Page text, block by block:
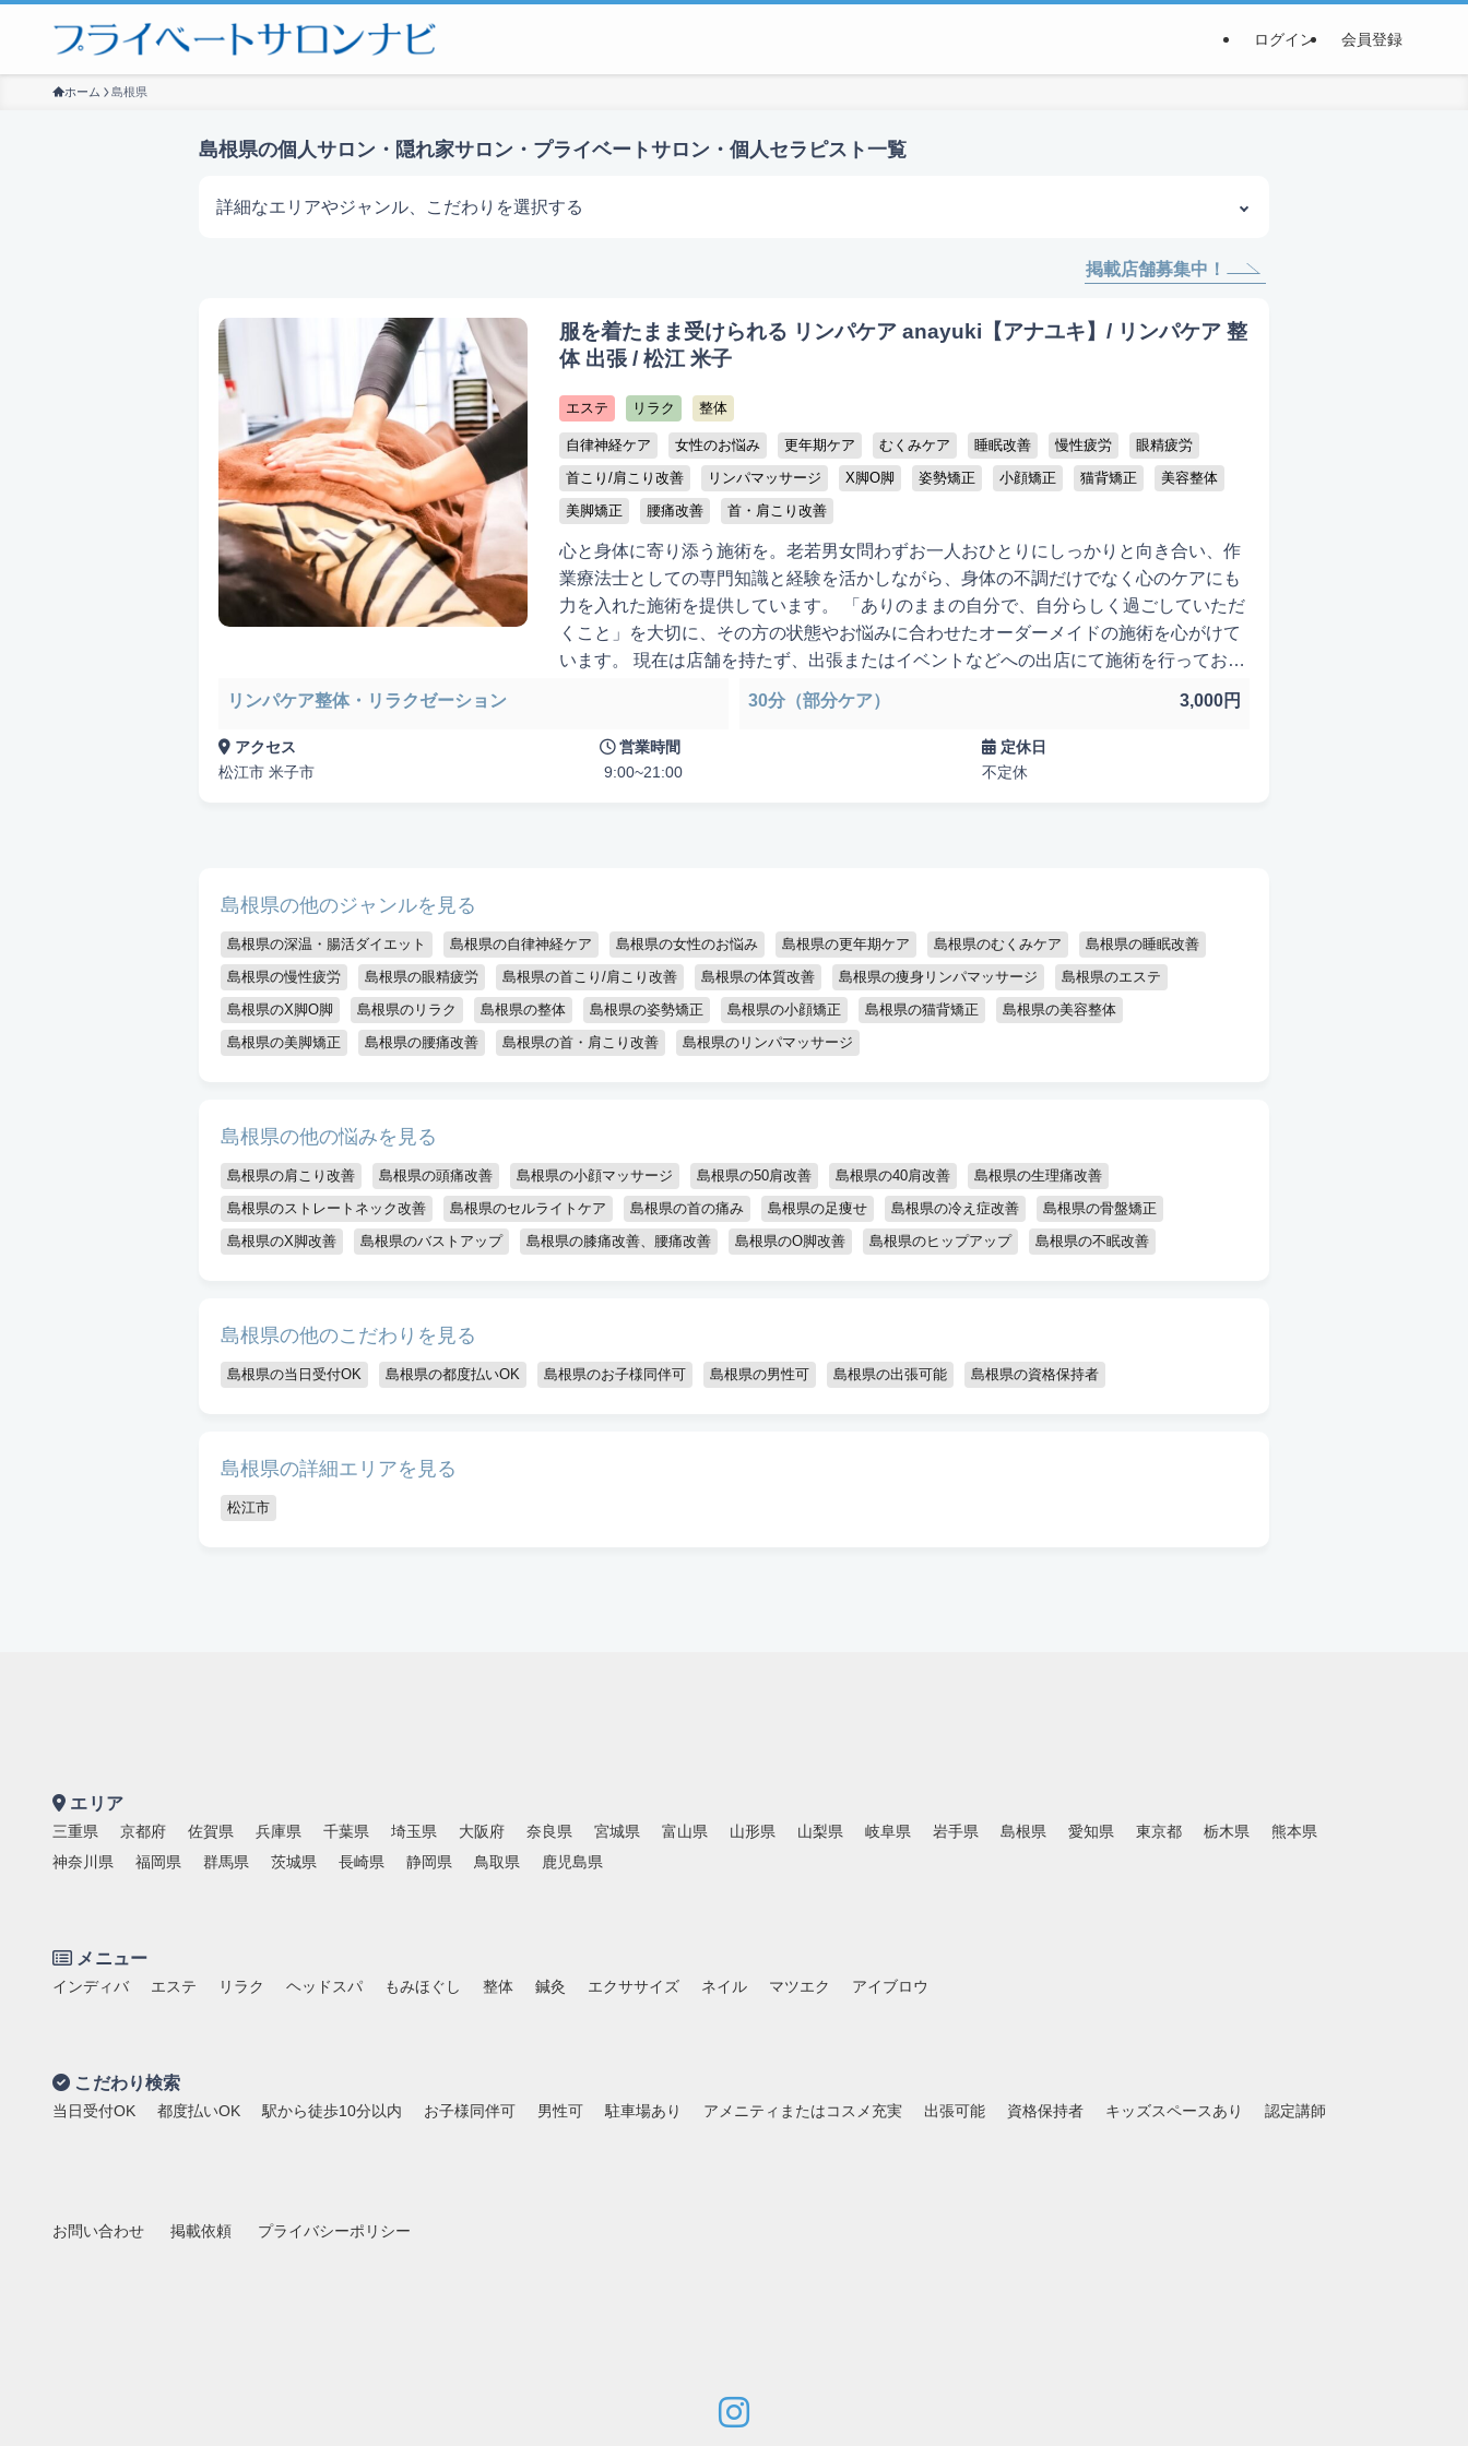
ログイン 会員登録
ホーム 島根県
島根県の個人サロン・隠れ家サロン・プライベートサロン・個人セラピスト一覧
詳細なエリアやジャンル、こだわりを選択する
悩み検索
当日受付OK 都度払いOK 駅から徒歩10分以内 男性可 駐車場あり
資格保持者
掲載店舗募集中！
服を着たまま受けられる リンパケア anayuki【アナユキ】/ リンパケア 整
体 出張 / 松江 米子
エステ リラク 整体
自律神経ケア 女性のお悩み 更年期ケア むくみケア 睡眠改善 慢性疲労
眼精疲労
首こり/肩こり改善
リンパマッサージ X脚O脚 姿勢矯正 小顔矯正 猫背矯正
美容整体
美脚矯正
腰痛改善 首・肩こり改善
心と身体に寄り添う施術を。老若男女問わずお一人おひとりにしっかりと向き合い、作
業療法士としての専門知識と経験を活かしながら、身体の不調だけでなく心のケアにも
力を入れた施術を提供しています。 「ありのままの自分で、自分らしく過ごしていただ
くこと」を大切に、その方の状態やお悩みに合わせたオーダーメイドの施術を心がけて
います。 現在は店舗を持たず、出張またはイベントなどへの出店にて施術を行っており
ます。ご自宅やご希望の場所で、安心してリラックスできる空間をご提供いたします。
◎慢性的な身体の不調◎自律神経の乱れ◎浮腫みやすい体質◎偏頭痛がつらい◎気分の
浮き沈みが激しい◎長年の便秘に悩んでいる◎3ヶ月以上続く肩こり◎腰や膝の痛み◎
姿勢の乱れ（不良姿勢）。。。ひとつでも当てはまる方は、ぜひ一度ご相談ください。
リンパケア整体・リラクゼーション 30分（部分ケア） 3,000円
アクセス
松江市 米子市
営業時間
9:00~21:00
定休日
不定休
島根県の他のジャンルを見る
島根県の深温・腸活ダイエット 島根県の自律神経ケア 島根県の女性のお悩み 島根県の更年期ケア 島根県のむくみケア
島根県の睡眠改善
島根県の慢性疲労
島根県の眼精疲労 島根県の首こり/肩こり改善 島根県の体質改善 島根県の痩身リンパマッサージ
島根県のエステ
島根県のX脚O脚
島根県のリラク 島根県の整体 島根県の姿勢矯正 島根県の小顔矯正 島根県の猫背矯正
島根県の美容整体
島根県の美脚矯正
島根県の腰痛改善 島根県の首・肩こり改善 島根県のリンパマッサージ
島根県の他の悩みを見る
島根県の肩こり改善 島根県の頭痛改善 島根県の小顔マッサージ 島根県の50肩改善 島根県の40肩改善
島根県の生理痛改善
島根県のストレートネック改善
島根県のセルライトケア 島根県の首の痛み 島根県の足痩せ 島根県の冷え症改善
島根県の骨盤矯正
島根県のX脚改善
島根県のバストアップ 島根県の膝痛改善、腰痛改善 島根県のO脚改善 島根県のヒップアップ 島根県の不眠改善
島根県の他のこだわりを見る
島根県の当日受付OK 島根県の都度払いOK 島根県のお子様同伴可 島根県の男性可 島根県の出張可能 島根県の資格保持者
島根県の詳細エリアを見る
松江市
エリア
三重県 京都府 佐賀県 兵庫県 千葉県 埼玉県 大阪府 奈良県 宮城県 富山県 山形県 山梨県 岐阜県 岩手県 島根県 愛知県 東京都 栃木県
熊本県
神奈川県
福岡県 群馬県 茨城県 長崎県 静岡県 鳥取県 鹿児島県
メニュー
インディバ エステ リラク ヘッドスパ もみほぐし 整体 鍼灸 エクササイズ ネイル マツエク アイブロウ
こだわり検索
当日受付OK 都度払いOK 駅から徒歩10分以内 お子様同伴可 男性可 駐車場あり アメニティまたはコスメ充実 出張可能 資格保持者 キッズスペースあり 認定講師
お問い合わせ 掲載依頼 プライバシーポリシー